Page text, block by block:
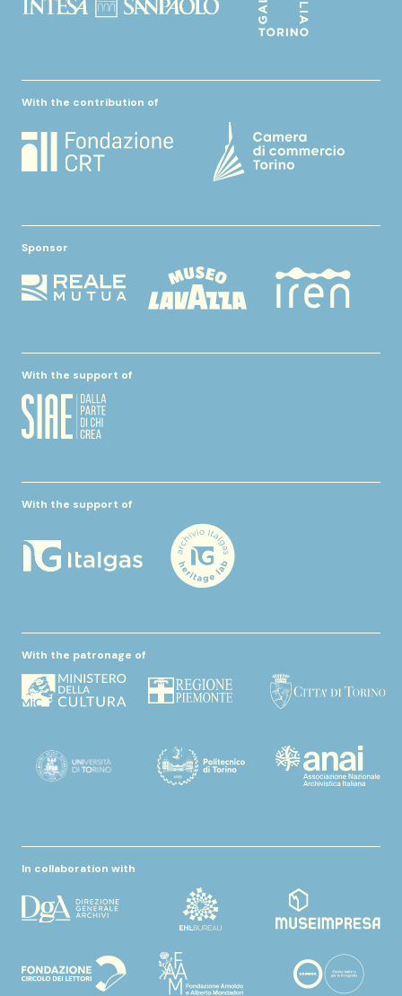
With the contribution of
Sponsor
With the support of
With the support of
With the patronage of
In collaboration with